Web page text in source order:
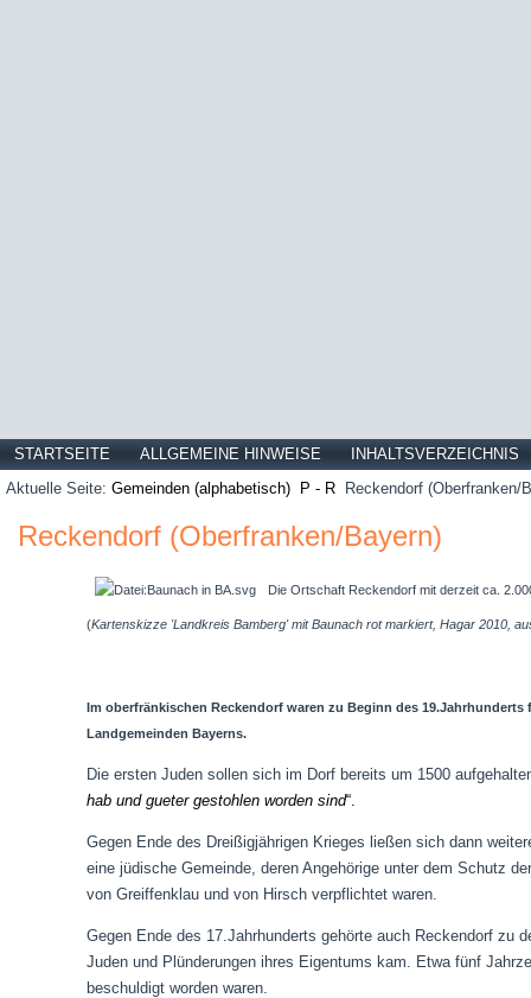
STARTSEITE ALLGEMEINE HINWEISE
INHALTSVERZEICHNIS
Aktuelle Seite: Gemeinden (alphabetisch) P - R Reckendorf (Oberfranken/
Reckendorf (Oberfranken/Bayern)
Die Ortschaft Reckendorf mit derzeit ca.
(Kartenskizze 'Landkreis Bamberg' mit Baunach rot markiert, Hagar 2010,
Im oberfränkischen Reckendorf waren zu Beginn des
Landgemeinden Bayerns.
Die ersten Juden sollen sich im Dorf bereits um 1500
hab und gueter gestohlen worden sind“.
Gegen Ende des Dreißigjährigen Krieges ließen sich dann
eine jüdische Gemeinde, deren Angehörige unter dem Schutz
von Greiffenklau und von Hirsch verpflichtet waren.
Gegen Ende des 17.Jahrhunderts gehörte auch Reckendorf zu
Juden und Plünderungen ihres Eigentums kam. Etwa fünf
beschuldigt worden waren.